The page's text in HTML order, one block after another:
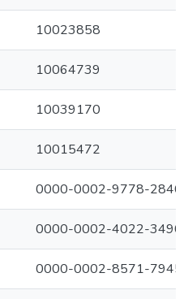
10023858
10064739
10039170
10015472
0000-0002-9778-
0000-0002-4022-
0000-0002-8571-